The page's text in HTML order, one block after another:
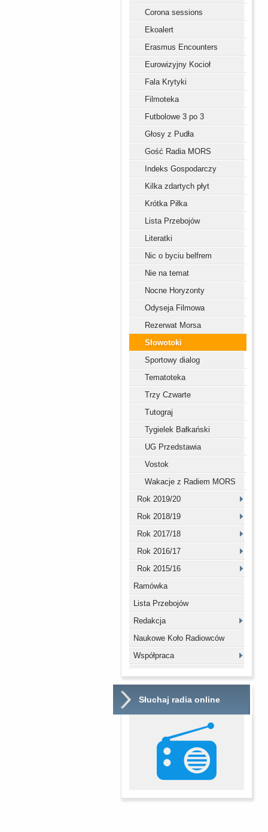
Corona sessions
Ekoalert
Erasmus Encounters
Eurowizyjny Kocioł
Fala Krytyki
Filmoteka
Futbolowe 3 po 3
Głosy z Pudła
Gość Radia MORS
Indeks Gospodarczy
Kilka zdartych płyt
Krótka Piłka
Lista Przebojów
Literatki
Nic o byciu belfrem
Nie na temat
Nocne Horyzonty
Odyseja Filmowa
Rezerwat Morsa
Słowotoki
Sportowy dialog
Tematoteka
Trzy Czwarte
Tutograj
Tygielek Bałkański
UG Przedstawia
Vostok
Wakacje z Radiem MORS
Rok 2019/20
Rok 2018/19
Rok 2017/18
Rok 2016/17
Rok 2015/16
Ramówka
Lista Przebojów
Redakcja
Naukowe Koło Radiowców
Współpraca
Słuchaj radia online